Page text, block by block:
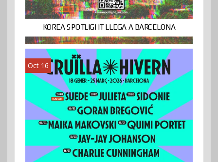
KOREA SPOTLIGHT LLEGA A BARCELONA
Oct 16